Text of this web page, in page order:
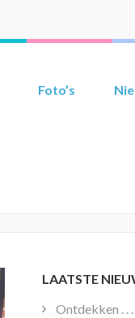
Foto’s
LAATSTE
Ontdekken . . .